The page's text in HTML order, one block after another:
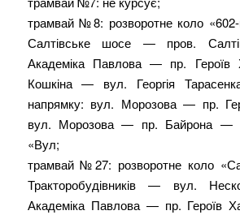
трамвай №8: розворотне коло
Салтівське шосе — пров.
Академіка Павлова — пр.
Кошкіна — вул. Георгія
напрямку: вул. Морозова — пр.
вул. Морозова — пр. Байрона —
«Вул;
трамвай №27: розворотне коло
Тракторобудівників — вул.
Академіка Павлова — пр. Героїв